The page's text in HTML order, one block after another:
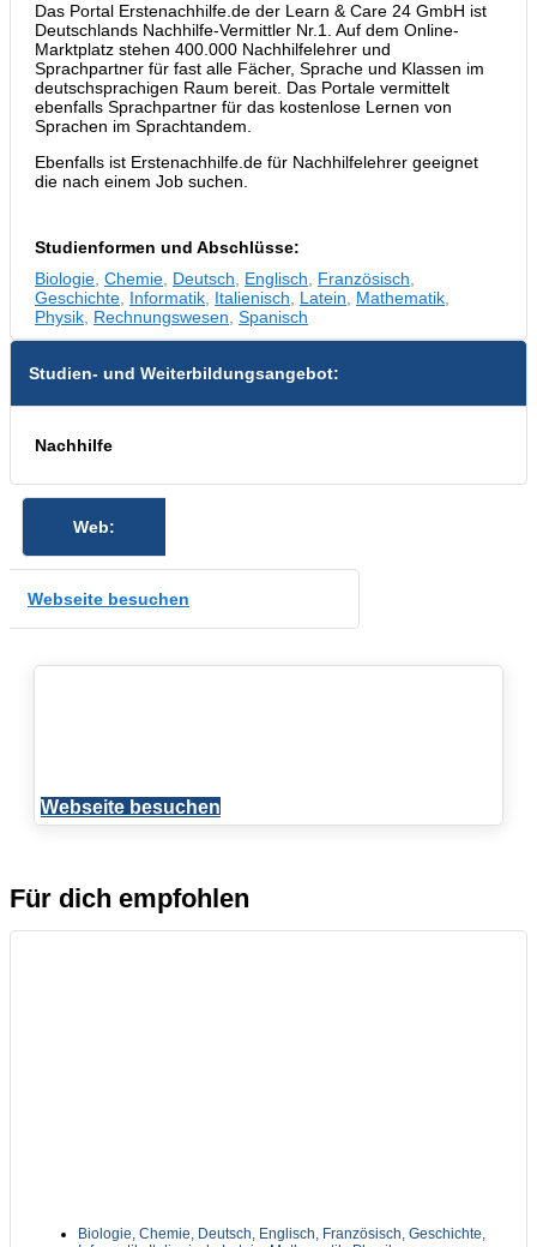
Das Portal Erstenachhilfe.de der Learn & Care 24 GmbH ist
Deutschlands Nachhilfe-Vermittler Nr.1. Auf dem Online-
Marktplatz stehen 400.000 Nachhilfelehrer und
Sprachpartner für fast alle Fächer, Sprache und Klassen im
deutschsprachigen Raum bereit. Das Portale vermittelt
ebenfalls Sprachpartner für das kostenlose Lernen von
Sprachen im Sprachtandem.
Ebenfalls ist Erstenachhilfe.de für Nachhilfelehrer geeignet
die nach einem Job suchen.
Studienformen und Abschlüsse:
Biologie, Chemie, Deutsch, Englisch, Französisch,
Geschichte, Informatik, Italienisch, Latein, Mathematik,
Physik, Rechnungswesen, Spanisch
Studien- und Weiterbildungsangebot:
Nachhilfe
Web:
Webseite besuchen
Webseite besuchen
Für dich empfohlen
Biologie, Chemie, Deutsch, Englisch, Französisch, Geschichte,